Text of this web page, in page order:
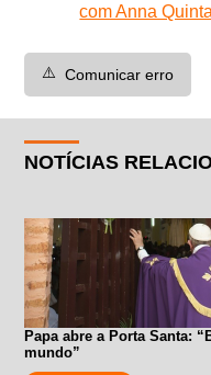
com Anna
⚠️ Comunicar erro
NOTÍCIAS
Papa abre a Porta Santa:
mundo”